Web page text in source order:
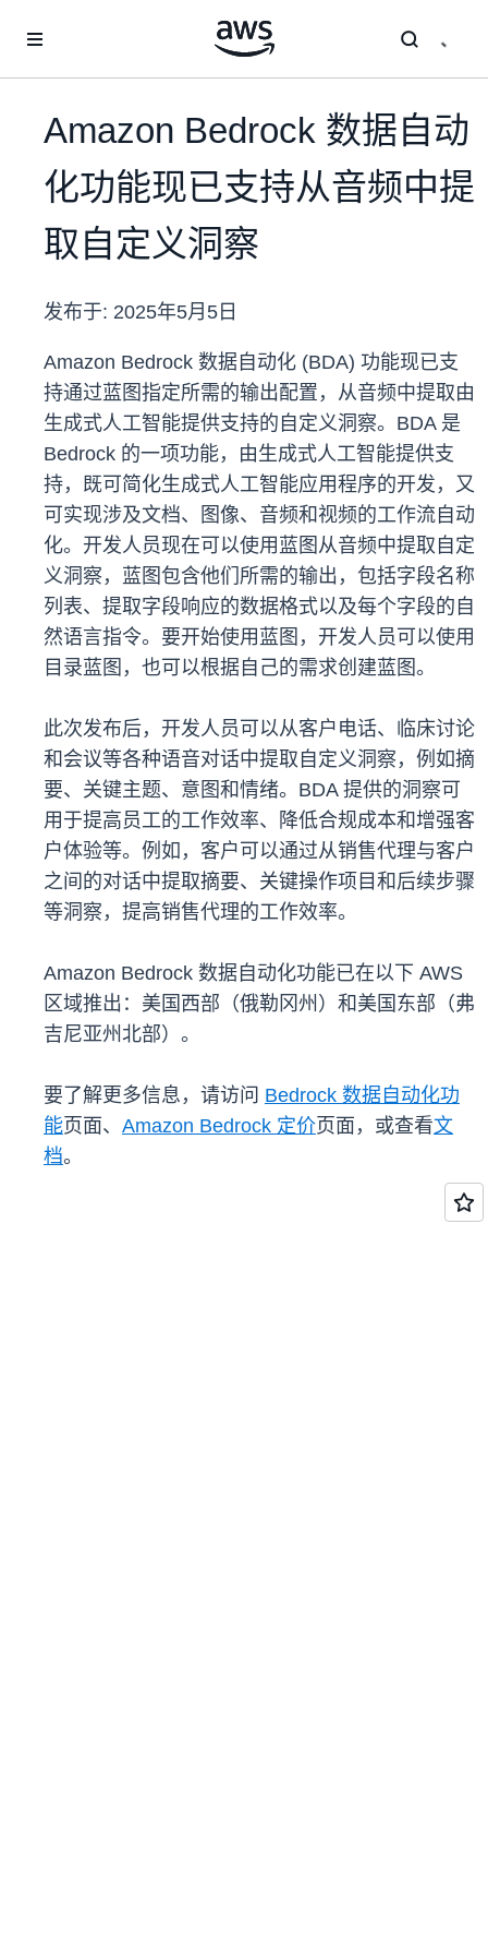
Amazon Bedrock 数据自动
化功能现已支持从音频中提
取自定义洞察
发布于: 2025年5月5日
Amazon Bedrock 数据自动化 (BDA) 功能现已支
持通过蓝图指定所需的输出配置，从音频中提取由
生成式人工智能提供支持的自定义洞察。BDA 是
Bedrock 的一项功能，由生成式人工智能提供支
持，既可简化生成式人工智能应用程序的开发，又
可实现涉及文档、图像、音频和视频的工作流自动
化。开发人员现在可以使用蓝图从音频中提取自定
义洞察，蓝图包含他们所需的输出，包括字段名称
列表、提取字段响应的数据格式以及每个字段的自
然语言指令。要开始使用蓝图，开发人员可以使用
目录蓝图，也可以根据自己的需求创建蓝图。
此次发布后，开发人员可以从客户电话、临床讨论
和会议等各种语音对话中提取自定义洞察，例如摘
要、关键主题、意图和情绪。BDA 提供的洞察可
用于提高员工的工作效率、降低合规成本和增强客
户体验等。例如，客户可以通过从销售代理与客户
之间的对话中提取摘要、关键操作项目和后续步骤
等洞察，提高销售代理的工作效率。
Amazon Bedrock 数据自动化功能已在以下 AWS
区域推出：美国西部（俄勒冈州）和美国东部（弗
吉尼亚州北部）。
要了解更多信息，请访问 Bedrock 数据自动化功
能页面、 Amazon Bedrock 定价页面，或查看文
档。